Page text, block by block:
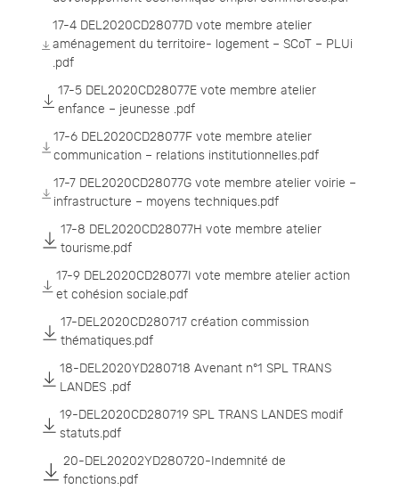
17-4 DEL2020CD28077D vote membre atelier
aménagement du territoire- logement – SCoT – PLUi
.pdf
17-5 DEL2020CD28077E vote membre atelier
enfance – jeunesse .pdf
17-6 DEL2020CD28077F vote membre atelier
communication – relations institutionnelles.pdf
17-7 DEL2020CD28077G vote membre atelier voirie –
infrastructure – moyens techniques.pdf
17-8 DEL2020CD28077H vote membre atelier
tourisme.pdf
17-9 DEL2020CD28077I vote membre atelier action
et cohésion sociale.pdf
17-DEL2020CD280717 création commission
thématiques.pdf
18-DEL2020YD280718 Avenant n°1 SPL TRANS
LANDES .pdf
19-DEL2020CD280719 SPL TRANS LANDES modif
statuts.pdf
20-DEL20202YD280720-Indemnité de
fonctions.pdf